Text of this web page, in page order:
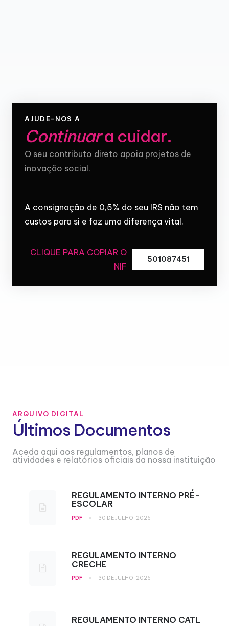
AJUDE-NOS A
Continuara cuidar.
O seu contributo direto apoia projetos de
inovação social.
A consignação de 0,5% do seu IRS não tem
custos para si e faz uma diferença vital.
CLIQUE PARA COPIAR O
NIF
501087451
ARQUIVO DIGITAL
Últimos Documentos
Aceda aqui aos regulamentos, planos de
atividades e relatórios oficiais da nossa instituição
REGULAMENTO INTERNO PRÉ-
ESCOLAR
PDF • 30 DE JULHO, 2026
REGULAMENTO INTERNO
CRECHE
PDF • 30 DE JULHO, 2026
REGULAMENTO INTERNO CATL